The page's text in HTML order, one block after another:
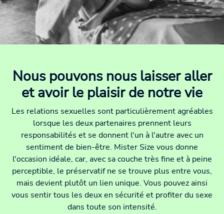
Nous pouvons nous laisser aller
et avoir le plaisir de notre vie
Les relations sexuelles sont particulièrement agréables
lorsque les deux partenaires prennent leurs
responsabilités et se donnent l'un à l'autre avec un
sentiment de bien-être. Mister Size vous donne
l'occasion idéale, car, avec sa couche très fine et à peine
perceptible, le préservatif ne se trouve plus entre vous,
mais devient plutôt un lien unique. Vous pouvez ainsi
vous sentir tous les deux en sécurité et profiter du sexe
dans toute son intensité.